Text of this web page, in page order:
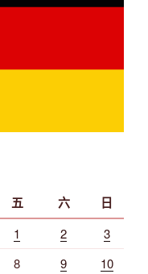
五 六 日
1 2
3
8 9
10